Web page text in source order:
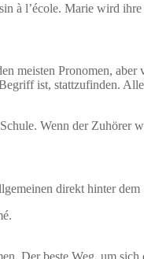
à l’école. Marie wird
meisten Pronomen,
ist, stattzufinden.
Wenn der Zuhörer
direkt hinter
Der beste Weg, um